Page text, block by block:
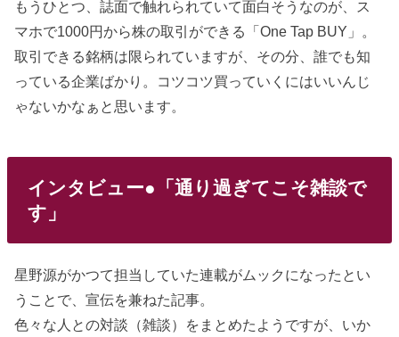
もうひとつ、誌面で触れられていて面白そうなのが、ス
マホで1000円から株の取引ができる「One Tap BUY」。
取引できる銘柄は限られていますが、その分、誰でも知
っている企業ばかり。コツコツ買っていくにはいいんじ
ゃないかなぁと思います。
インタビュー●「通り過ぎてこそ雑談で
す」
星野源がかつて担当していた連載がムックになったとい
うことで、宣伝を兼ねた記事。
色々な人との対談（雑談）をまとめたようですが、いか